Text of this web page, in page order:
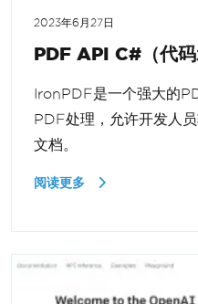
2023年6月27日
PDF API C#（代码
IronPDF是一个强大的
PDF处理，允许开发人
文档。
阅读更多